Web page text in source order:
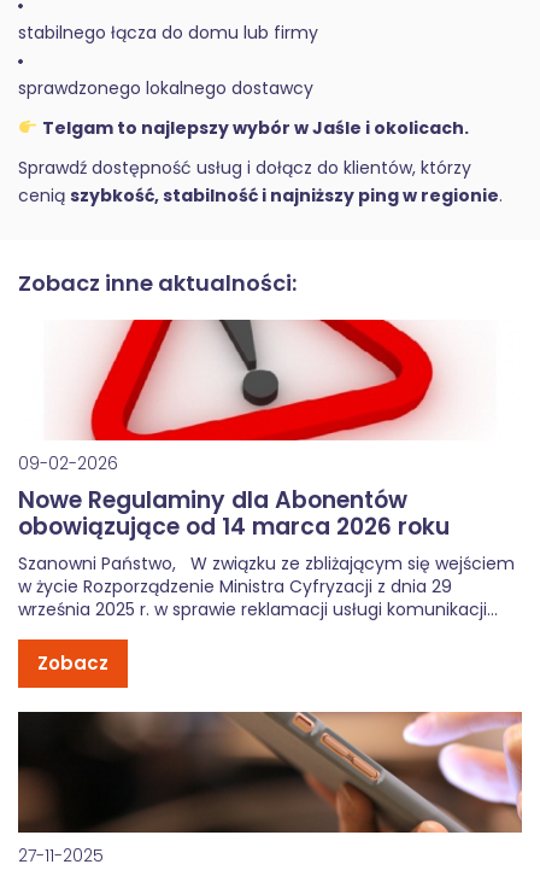
stabilnego łącza do domu lub firmy
sprawdzonego lokalnego dostawcy
Telgam to najlepszy wybór w Jaśle i okolicach.
Sprawdź dostępność usług i dołącz do klientów, którzy
cenią szybkość, stabilność i najniższy ping w regionie.
Zobacz inne aktualności:
09-02-2026
Nowe Regulaminy dla Abonentów
obowiązujące od 14 marca 2026 roku
Szanowni Państwo, W związku ze zbliżającym się wejściem
w życie Rozporządzenie Ministra Cyfryzacji z dnia 29
września 2025 r. w sprawie reklamacji usługi komunikacji
rachunku (Dz.U. 2025, poz. 1371), oraz nowelizacji ustawy o
podatku od towarów i usług (Dz. […]
Zobacz
27-11-2025